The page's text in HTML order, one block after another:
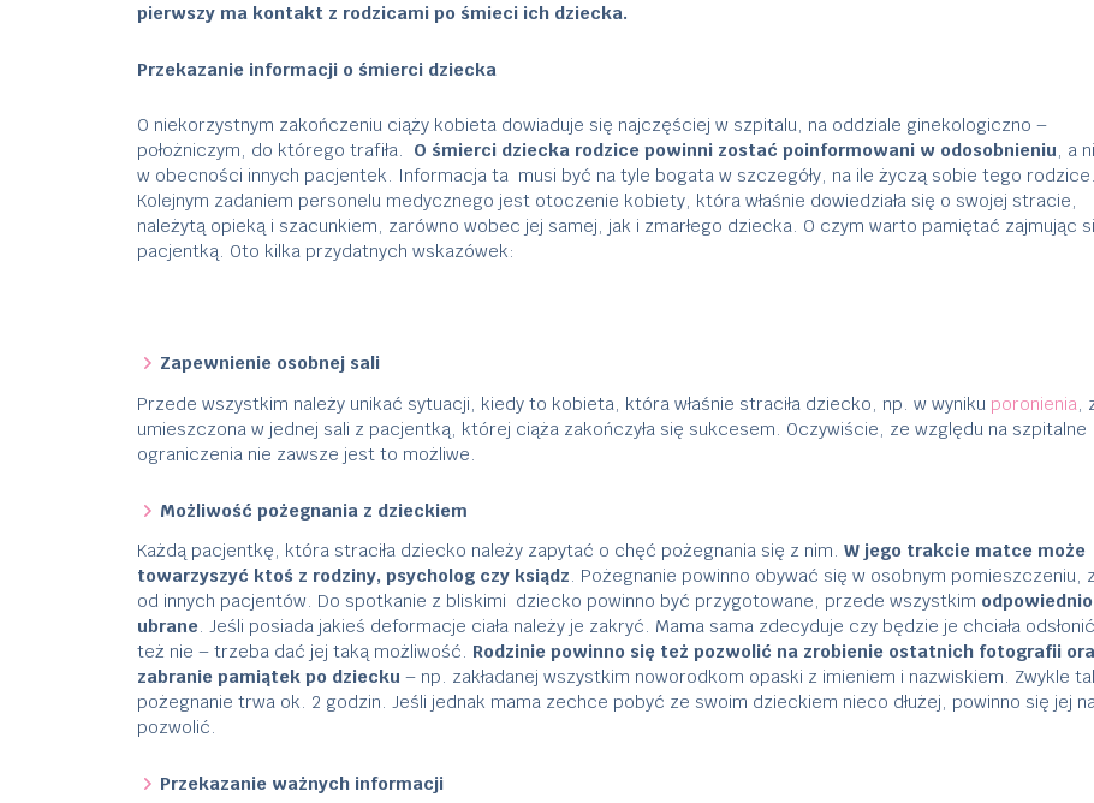
pierwszy ma kontakt z rodzicami po śmieci ich dziecka.
Przekazanie informacji o śmierci dziecka
O niekorzystnym zakończeniu ciąży kobieta dowiaduje się najczęściej w szpitalu, na oddziale ginekologiczno –
położniczym, do którego trafiła. O śmierci dziecka rodzice powinni zostać poinformowani w odosobnieniu, a
w obecności innych pacjentek. Informacja ta musi być na tyle bogata w szczegóły, na ile życzą sobie tego rodzice.
Kolejnym zadaniem personelu medycznego jest otoczenie kobiety, która właśnie dowiedziała się o swojej stracie,
należytą opieką i szacunkiem, zarówno wobec jej samej, jak i zmarłego dziecka. O czym warto pamiętać zajmując
pacjentką. Oto kilka przydatnych wskazówek:
Zapewnienie osobnej sali
Przede wszystkim należy unikać sytuacji, kiedy to kobieta, która właśnie straciła dziecko, np. w wyniku poronienia,
umieszczona w jednej sali z pacjentką, której ciąża zakończyła się sukcesem. Oczywiście, ze względu na szpitalne
ograniczenia nie zawsze jest to możliwe.
Możliwość pożegnania z dzieckiem
Każdą pacjentkę, która straciła dziecko należy zapytać o chęć pożegnania się z nim. W jego trakcie matce może
towarzyszyć ktoś z rodziny, psycholog czy ksiądz. Pożegnanie powinno obywać się w osobnym pomieszczeniu,
od innych pacjentów. Do spotkanie z bliskimi dziecko powinno być przygotowane, przede wszystkim odpowiednio
ubrane. Jeśli posiada jakieś deformacje ciała należy je zakryć. Mama sama zdecyduje czy będzie je chciała
też nie – trzeba dać jej taką możliwość. Rodzinie powinno się też pozwolić na zrobienie ostatnich fotografii
zabranie pamiątek po dziecku – np. zakładanej wszystkim noworodkom opaski z imieniem i nazwiskiem. Zwykle
pożegnanie trwa ok. 2 godzin. Jeśli jednak mama zechce pobyć ze swoim dzieckiem nieco dłużej, powinno się jej
pozwolić.
Przekazanie ważnych informacji